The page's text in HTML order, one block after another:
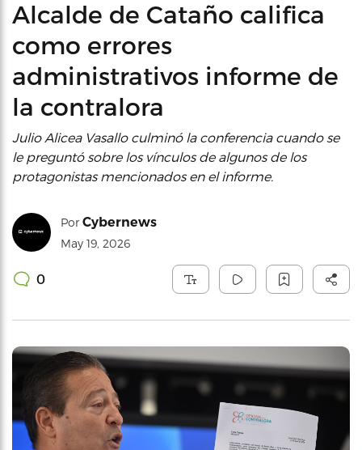
Alcalde de Cataño califica
como errores
administrativos informe de
la contralora
Julio Alicea Vasallo culminó la conferencia cuando se
le preguntó sobre los vínculos de algunos de los
protagonistas mencionados en el informe.
Por Cybernews
May 19, 2026
0